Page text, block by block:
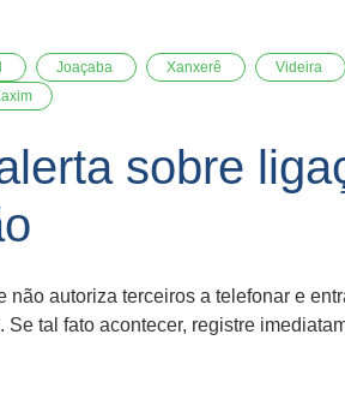
Joaçaba Xanxerê Videira
sobre
não autoriza terceiros a telefonar e
Se tal fato acontecer, registre